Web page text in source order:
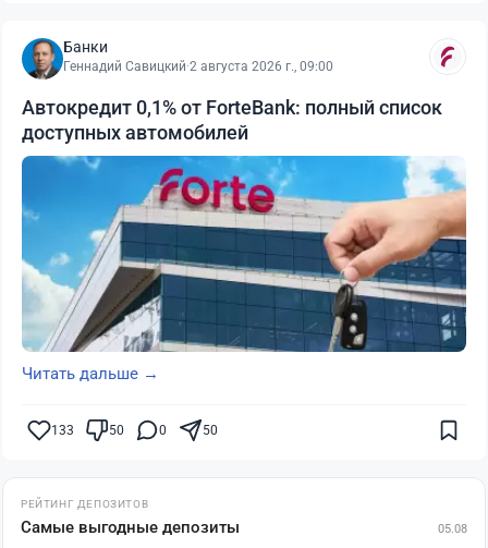
Банки
Геннадий Савицкий·2 августа 2026 г., 09:00
Автокредит 0,1% от ForteBank: полный список
доступных автомобилей
Читать дальше →
133 50 0 50
РЕЙТИНГ ДЕПОЗИТОВ
Самые выгодные депозиты 05.08